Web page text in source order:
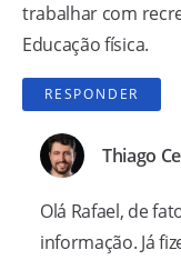
trabalhar com
Educação física.
RESPONDER
Thiago
Olá Rafael, de
informação. Já